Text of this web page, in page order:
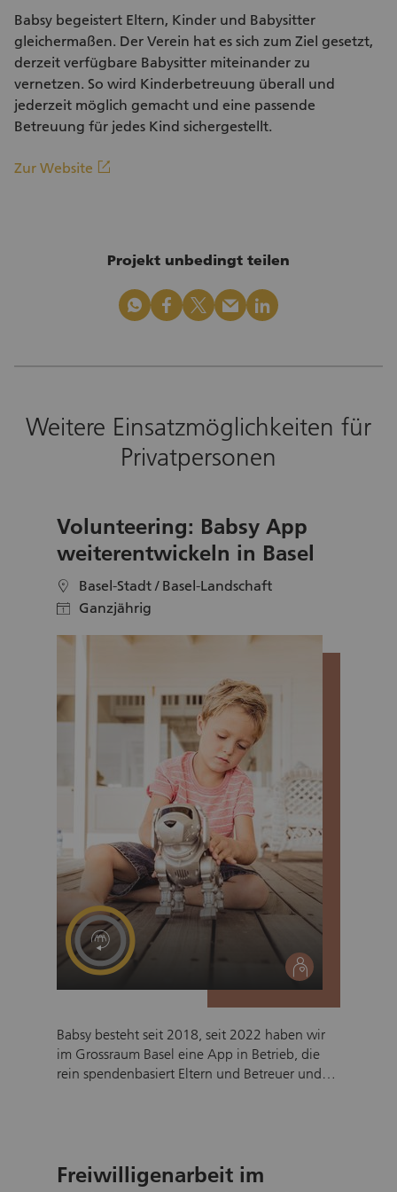
Babsy begeistert Eltern, Kinder und Babysitter
gleichermaßen. Der Verein hat es sich zum Ziel gesetzt,
derzeit verfügbare Babysitter miteinander zu
vernetzen. So wird Kinderbetreuung überall und
jederzeit möglich gemacht und eine passende
Betreuung für jedes Kind sichergestellt.
Zur Website linkout
Projekt unbedingt teilen
whatsapp facebook x_logo mail linkedin
Weitere Einsatzmöglichkeiten für
Privatpersonen
Volunteering: Babsy App
weiterentwickeln in Basel
location Basel-Stadt / Basel-Landschaft
calendar Ganzjährig
social
Babsy besteht seit 2018, seit 2022 haben wir
im Grossraum Basel eine App in Betrieb, die
rein spendenbasiert Eltern und Betreuer und
Finden, Chatten und Videotelefonieren geht
Freiwilligenarbeit im